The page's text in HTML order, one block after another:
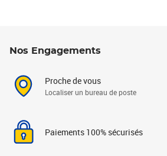
Nos Engagements
Proche de vous
Localiser un bureau de poste
Paiements 100% sécurisés